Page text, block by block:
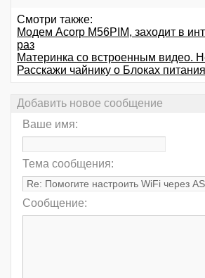
Смотри также:
Модем Acorp M56PIM, заходит в
раз
Материнка со встроенным видео.
Расскажи чайнику о Блоках питания
Добавить новое сообщение
Ваше имя:
Тема сообщения:
Сообщение: